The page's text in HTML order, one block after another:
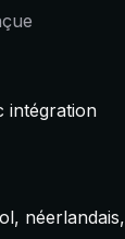
intégration
néerlandais,